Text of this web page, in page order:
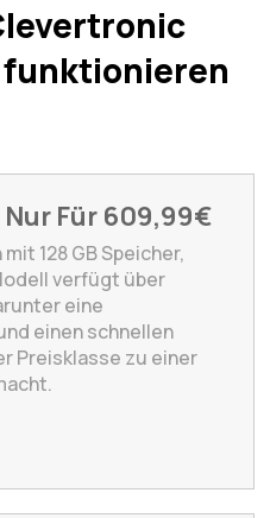
Nur Für 609,99€
128 GB Speicher,
verfügt über
eine
einen schnellen
Preisklasse zu einer